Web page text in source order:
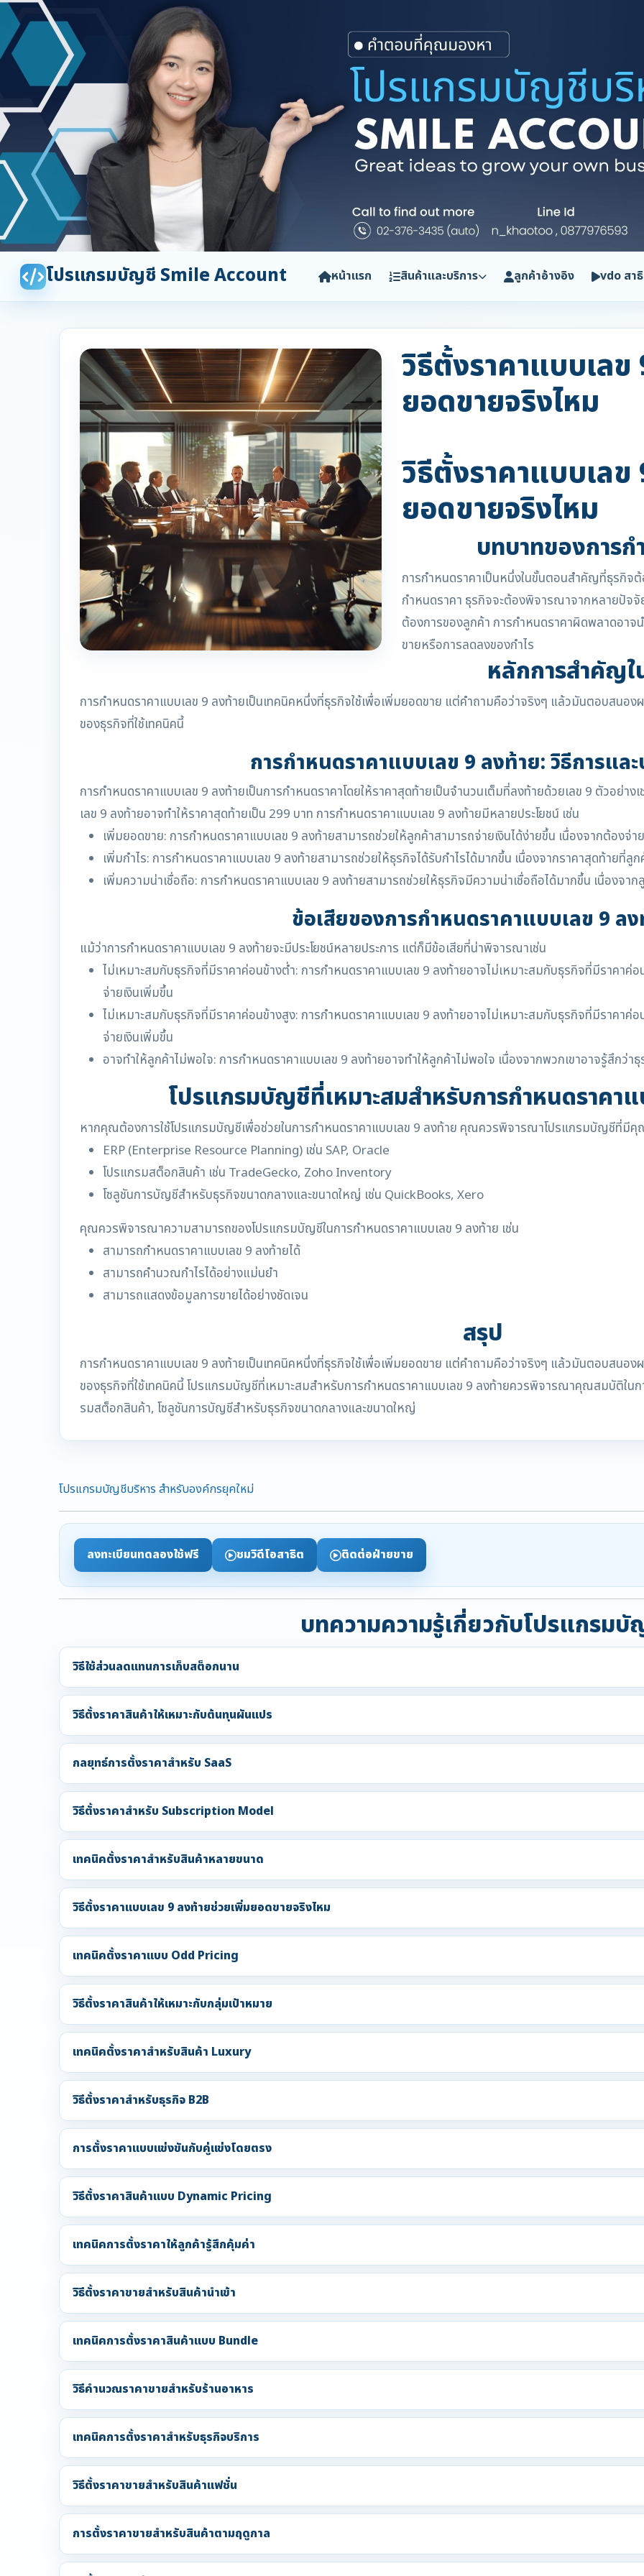
โปรแกรมบัญชี Smile Account หน้าแรก สินค้าและบริการ ลูกค้าอ้างอิง vdo สา
วิธีตั้งราคาแบบเล
ยอดขายจริงไหม
วิธีตั้งราคาแบบเล
ยอดขายจริงไหม
บทบาทของการก
การกำหนดราคาเป็นหนึ่งในขั้นตอนสำคัญที่ธุรกิจ
กำหนดราคา ธุรกิจจะต้องพิจารณาจากหลายปัจจั
ต้องการของลูกค้า การกำหนดราคาผิดพลาดอา
ขายหรือการลดลงของกำไร
หลักการสำคัญใ
การกำหนดราคาแบบเลข 9 ลงท้ายเป็นเทคนิคหนึ่งที่ธุรกิจใช้เพื่อเพิ่มยอดขาย แต่คำถามคือว่าจริงๆ แล้วมันตอบสน
ของธุรกิจที่ใช้เทคนิคนี้
การกำหนดราคาแบบเลข 9 ลงท้าย: วิธีการและ
การกำหนดราคาแบบเลข 9 ลงท้ายเป็นการกำหนดราคาโดยให้ราคาสุดท้ายเป็นจำนวนเต็มที่ลงท้ายด้วยเลข 9 ตัวอย่า
เลข 9 ลงท้ายอาจทำให้ราคาสุดท้ายเป็น 299 บาท การกำหนดราคาแบบเลข 9 ลงท้ายมีหลายประโยชน์ เช่น
เพิ่มยอดขาย: การกำหนดราคาแบบเลข 9 ลงท้ายสามารถช่วยให้ลูกค้าสามารถจ่ายเงินได้ง่ายขึ้น เนื่องจากต้องจ่า
เพิ่มกำไร: การกำหนดราคาแบบเลข 9 ลงท้ายสามารถช่วยให้ธุรกิจได้รับกำไรได้มากขึ้น เนื่องจากราคาสุดท้ายที่ลู
เพิ่มความน่าเชื่อถือ: การกำหนดราคาแบบเลข 9 ลงท้ายสามารถช่วยให้ธุรกิจมีความน่าเชื่อถือได้มากขึ้น เนื่องจา
ข้อเสียของการกำหนดราคาแบบเลข 9 ล
แม้ว่าการกำหนดราคาแบบเลข 9 ลงท้ายจะมีประโยชน์หลายประการ แต่ก็มีข้อเสียที่น่าพิจารณาเช่น
ไม่เหมาะสมกับธุรกิจที่มีราคาค่อนข้างต่ำ: การกำหนดราคาแบบเลข 9 ลงท้ายอาจไม่เหมาะสมกับธุรกิจที่มีราคาค่
จ่ายเงินเพิ่มขึ้น
ไม่เหมาะสมกับธุรกิจที่มีราคาค่อนข้างสูง: การกำหนดราคาแบบเลข 9 ลงท้ายอาจไม่เหมาะสมกับธุรกิจที่มีราคาค่
จ่ายเงินเพิ่มขึ้น
อาจทำให้ลูกค้าไม่พอใจ: การกำหนดราคาแบบเลข 9 ลงท้ายอาจทำให้ลูกค้าไม่พอใจ เนื่องจากพวกเขาอาจรู้สึกว่
โปรแกรมบัญชีที่เหมาะสมสำหรับการกำหนดราคา
หากคุณต้องการใช้โปรแกรมบัญชีเพื่อช่วยในการกำหนดราคาแบบเลข 9 ลงท้าย คุณควรพิจารณาโปรแกรมบัญชีที่มีคุ
ERP (Enterprise Resource Planning) เช่น SAP, Oracle
โปรแกรมสต็อกสินค้า เช่น TradeGecko, Zoho Inventory
โซลูชันการบัญชีสำหรับธุรกิจขนาดกลางและขนาดใหญ่ เช่น QuickBooks, Xero
คุณควรพิจารณาความสามารถของโปรแกรมบัญชีในการกำหนดราคาแบบเลข 9 ลงท้าย เช่น
สามารถกำหนดราคาแบบเลข 9 ลงท้ายได้
สามารถคำนวณกำไรได้อย่างแม่นยำ
สามารถแสดงข้อมูลการขายได้อย่างชัดเจน
สรุป
การกำหนดราคาแบบเลข 9 ลงท้ายเป็นเทคนิคหนึ่งที่ธุรกิจใช้เพื่อเพิ่มยอดขาย แต่คำถามคือว่าจริงๆ แล้วมันตอบสน
ของธุรกิจที่ใช้เทคนิคนี้ โปรแกรมบัญชีที่เหมาะสมสำหรับการกำหนดราคาแบบเลข 9 ลงท้ายควรพิจารณาคุณสมบัติในก
รมสต็อกสินค้า, โซลูชันการบัญชีสำหรับธุรกิจขนาดกลางและขนาดใหญ่
โปรแกรมบัญชีบริหาร สำหรับองค์กรยุคใหม่
ลงทะเบียนทดลองใช้ฟรี ชมวิดีโอสาธิต ติดต่อฝ่ายขาย
บทความความรู้เกี่ยวกับโปรแกรม
วิธีใช้ส่วนลดแทนการเก็บสต็อกนาน
วิธีตั้งราคาสินค้าให้เหมาะกับต้นทุนผันแปร
กลยุทธ์การตั้งราคาสำหรับ SaaS
วิธีตั้งราคาสำหรับ Subscription Model
เทคนิคตั้งราคาสำหรับสินค้าหลายขนาด
วิธีตั้งราคาแบบเลข 9 ลงท้ายช่วยเพิ่มยอดขายจริงไหม
เทคนิคตั้งราคาแบบ Odd Pricing
วิธีตั้งราคาสินค้าให้เหมาะกับกลุ่มเป้าหมาย
เทคนิคตั้งราคาสำหรับสินค้า Luxury
วิธีตั้งราคาสำหรับธุรกิจ B2B
การตั้งราคาแบบแข่งขันกับคู่แข่งโดยตรง
วิธีตั้งราคาสินค้าแบบ Dynamic Pricing
เทคนิคการตั้งราคาให้ลูกค้ารู้สึกคุ้มค่า
วิธีตั้งราคาขายสำหรับสินค้านำเข้า
เทคนิคการตั้งราคาสินค้าแบบ Bundle
วิธีคำนวณราคาขายสำหรับร้านอาหาร
เทคนิคการตั้งราคาสำหรับธุรกิจบริการ
วิธีตั้งราคาขายสำหรับสินค้าแฟชั่น
การตั้งราคาขายสำหรับสินค้าตามฤดูกาล